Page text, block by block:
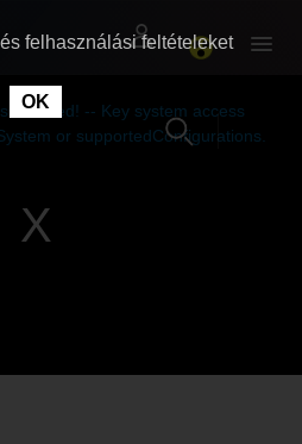
RÓLUNK
RÓLUNK
Denied! -- Key system access
or supportedConfigurations.
és felhasználási feltételeket
OK